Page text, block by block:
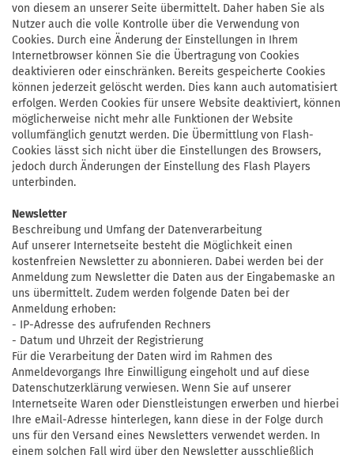
von diesem an unserer Seite übermittelt. Daher haben Sie als
Nutzer auch die volle Kontrolle über die Verwendung von
Cookies. Durch eine Änderung der Einstellungen in Ihrem
Internetbrowser können Sie die Übertragung von Cookies
deaktivieren oder einschränken. Bereits gespeicherte Cookies
können jederzeit gelöscht werden. Dies kann auch automatisiert
erfolgen. Werden Cookies für unsere Website deaktiviert, können
möglicherweise nicht mehr alle Funktionen der Website
vollumfänglich genutzt werden. Die Übermittlung von Flash-
Cookies lässt sich nicht über die Einstellungen des Browsers,
jedoch durch Änderungen der Einstellung des Flash Players
unterbinden.
Newsletter
Beschreibung und Umfang der Datenverarbeitung
Auf unserer Internetseite besteht die Möglichkeit einen
kostenfreien Newsletter zu abonnieren. Dabei werden bei der
Anmeldung zum Newsletter die Daten aus der Eingabemaske an
uns übermittelt. Zudem werden folgende Daten bei der
Anmeldung erhoben:
- IP-Adresse des aufrufenden Rechners
- Datum und Uhrzeit der Registrierung
Für die Verarbeitung der Daten wird im Rahmen des
Anmeldevorgangs Ihre Einwilligung eingeholt und auf diese
Datenschutzerklärung verwiesen. Wenn Sie auf unserer
Internetseite Waren oder Dienstleistungen erwerben und hierbei
Ihre eMail-Adresse hinterlegen, kann diese in der Folge durch
uns für den Versand eines Newsletters verwendet werden. In
einem solchen Fall wird über den Newsletter ausschließlich